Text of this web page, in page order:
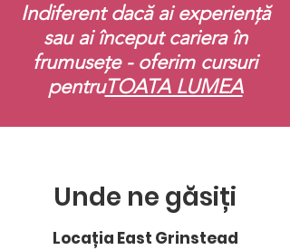
Indiferent dacă ai experiență
sau ai început cariera în
frumusețe - oferim cursuri
pentruTOATA LUMEA
Unde ne găsiți
Locația East Grinstead